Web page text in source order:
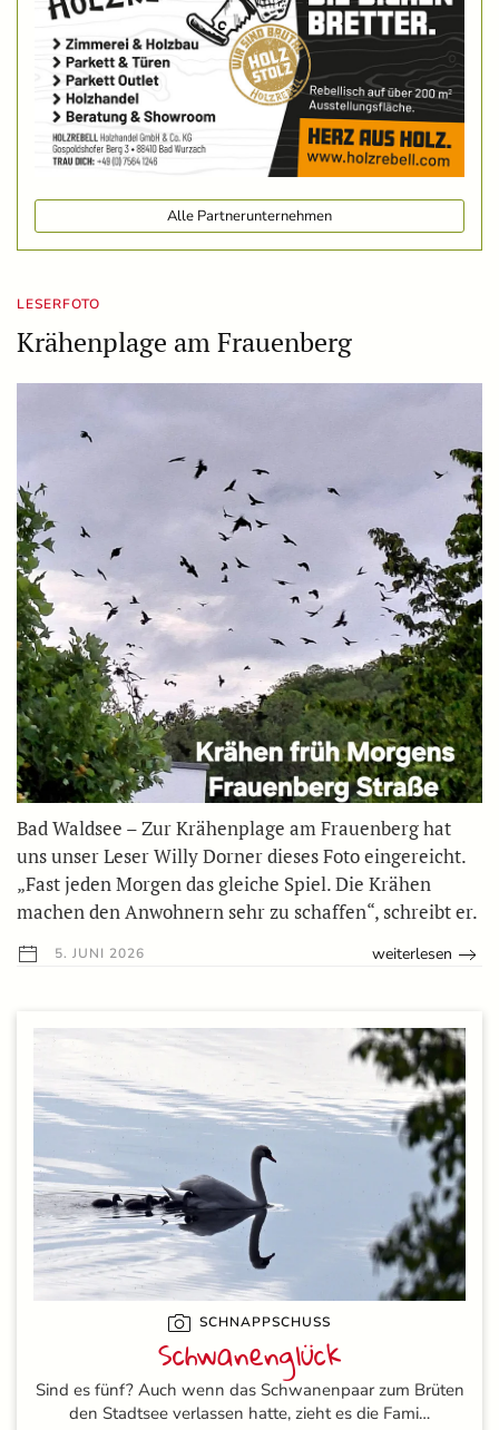
Alle Partnerunternehmen
LESERFOTO
Krähenplage am Frauenberg
Bad Waldsee – Zur Krähenplage am Frauenberg hat
uns unser Leser Willy Dorner dieses Foto eingereicht.
„Fast jeden Morgen das gleiche Spiel. Die Krähen
machen den Anwohnern sehr zu schaffen“, schreibt er.
5. JUNI 2026 weiterlesen
SCHNAPPSCHUSS
Schwanenglück
Sind es fünf? Auch wenn das Schwanenpaar zum Brüten
den Stadtsee verlassen hatte, zieht es die Fami…